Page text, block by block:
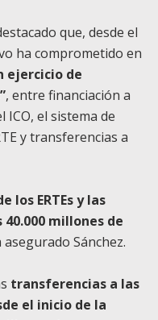
que, desde el
ha comprometido en
ejercicio de
, entre financiación a
ICO, el sistema de
y transferencias a
los ERTEs y las
millones de
asegurado Sánchez.
transferencias a las
el inicio de la